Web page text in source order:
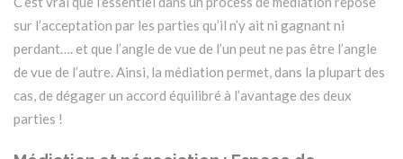
sur l’acceptation par les parties qu’il n’y ait ni gagnant ni
perdant…. et que l’angle de vue de l’un peut ne pas être l’angle
de vue de l’autre. Ainsi, la médiation permet, dans la plupart des
cas, de dégager un accord équilibré à l’avantage des deux
parties !